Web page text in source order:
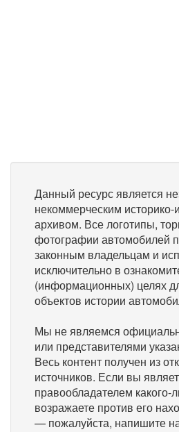
Данный ресурс является
некоммерческим
архивом. Все логотипы,
фотографии автомобилей
законным владельцам и
исключительно в
(информационных) целях
объектов истории
Мы не являемся
или представителями
Весь контент получен из
источников. Если вы
правообладателем какого-
возражаете против его
— пожалуйста, напишите